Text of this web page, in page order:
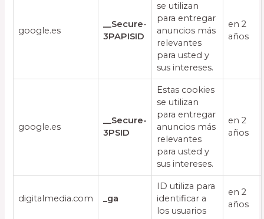
google.es
__Secure-
3PAPISID
se utilizan
para entregar
anuncios más
relevantes
para usted y
sus intereses.
en 2
años
google.es
__Secure-
3PSID
Estas cookies
se utilizan
para entregar
anuncios más
relevantes
para usted y
sus intereses.
en 2
años
digitalmedia.com _ga
ID utiliza para
identificar a
los usuarios
en 2
años